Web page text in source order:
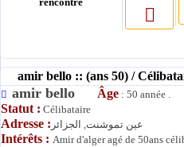
amir bello :: (ans 50) /
amir bello Âge : 50 année .
Statut : Célibataire
Adresse : عين تموشنت, الجزائر
Intérêts : Amir d'alger agé de 50ans